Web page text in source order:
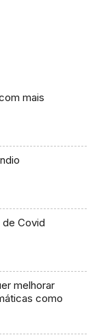
mais
de Covid
melhorar
como